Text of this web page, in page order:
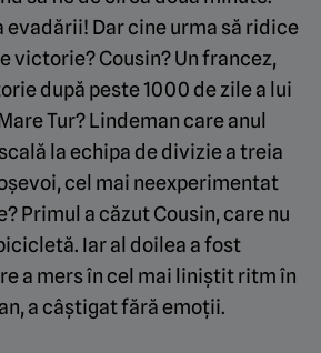
evadării! Dar cine urma să ridice
victorie? Cousin? Un francez,
după peste 1000 de zile a lui
Tur? Lindeman care anul
la echipa de divizie a treia
cel mai neexperimentat
Primul a căzut Cousin, care nu
Iar al doilea a fost
a mers în cel mai liniștit ritm în
a câștigat fără emoții.